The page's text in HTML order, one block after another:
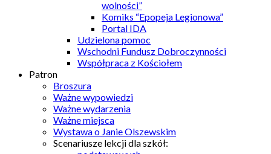
wolności”
Komiks “Epopeja Legionowa”
Portal IDA
Udzielona pomoc
Wschodni Fundusz Dobroczynności
Współpraca z Kościołem
Patron
Broszura
Ważne wypowiedzi
Ważne wydarzenia
Ważne miejsca
Wystawa o Janie Olszewskim
Scenariusze lekcji dla szkół: